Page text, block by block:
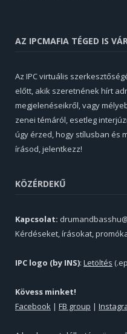
AZ IPCMAFIA TÉGED IS
Az IPC virtuális
előtt, akik szeretnének hírt
megjelenéseikről, vagy
zenei témáról, esetleg
úgy érzed, hogy stílusban és
írásod, jelentkezz!
KÖZÉRDEKŰ
Kapcsolat:
Kérdéseket, írásokat,
IPC logo (by INS): Letöltés
Kövess minket!
Facebook | FB group |